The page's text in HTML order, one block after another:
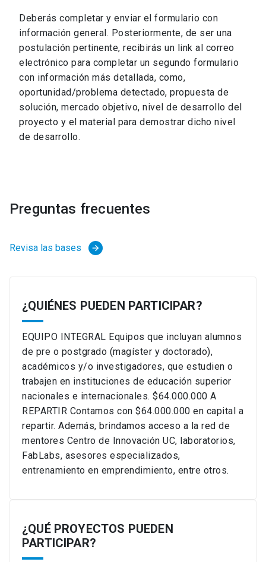
Deberás completar y enviar el formulario con
información general. Posteriormente, de ser una
postulación pertinente, recibirás un link al correo
electrónico para completar un segundo formulario
con información más detallada, como,
oportunidad/problema detectado, propuesta de
solución, mercado objetivo, nivel de desarrollo del
proyecto y el material para demostrar dicho nivel
de desarrollo.
Preguntas frecuentes
Revisa las bases arrow_forward
¿QUIÉNES PUEDEN PARTICIPAR?
EQUIPO INTEGRAL Equipos que incluyan alumnos
de pre o postgrado (magíster y doctorado),
académicos y/o investigadores, que estudien o
trabajen en instituciones de educación superior
nacionales e internacionales. $64.000.000 A
REPARTIR Contamos con $64.000.000 en capital a
repartir. Además, brindamos acceso a la red de
mentores Centro de Innovación UC, laboratorios,
FabLabs, asesores especializados,
entrenamiento en emprendimiento, entre otros.
¿QUÉ PROYECTOS PUEDEN
PARTICIPAR?